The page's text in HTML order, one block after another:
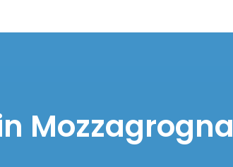
Mozzagrogna